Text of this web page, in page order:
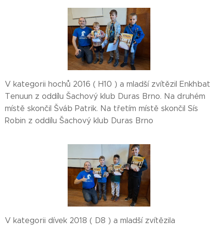
V kategorii hochů 2016 ( H10 ) a mladší zvítězil Enkhbat
Tenuun z oddílu Šachový klub Duras Brno. Na druhém
místě skončil Šváb Patrik. Na třetím místě skončil Sís
Robin z oddílu Šachový klub Duras Brno
V kategorii dívek 2018 ( D8 ) a mladší zvítězila